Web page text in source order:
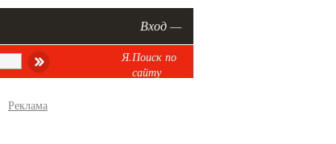
Вход —
Я.Поиск по
сайту
Реклама